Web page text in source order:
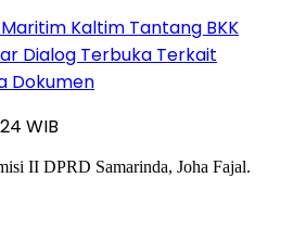
Kaltim Tantang BKK
Dialog Terbuka Terkait
Dokumen
WIB